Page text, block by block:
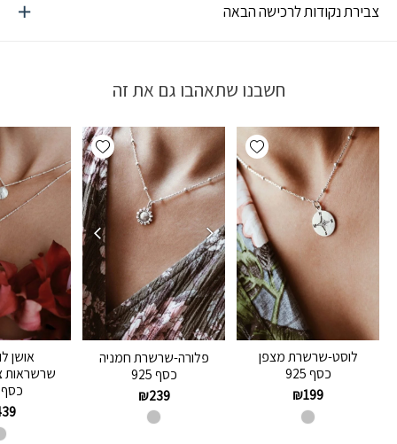
צבירת נקודות לרכישה הבאה
חשבנו שתאהבו גם את זה
Add wishlist
לוסט-שרשרת מצפן
כסף 925
₪199
Add wishlist
פלורה-שרשרת חמניה
כסף 925
₪239
אושן
שרשראות
כסף